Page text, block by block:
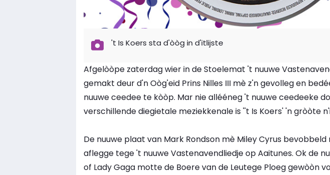
't Is Koers sta d'òòg in d'itlijste
Afgelòòpe zaterdag wier in de Stoelemat 't nuuwe
gemakt deur d'n Oòg'eid Prins Nilles III mè z'n gevolleg en
nuuwe ceedee te kòòp. Mar nie allééneg 't nuuwe ceedeeke
verschillende diegietale meziekkenale is ''t Is Koers' 'n gròòte
De nuuwe plaat van Mark Rondson mè Miley Cyrus
aflegge tege 't nuuwe Vastenavendliedje op Aaitunes. Ok de
of Lady Gaga motte de Boere van de Leutege Ploeg gewòòn